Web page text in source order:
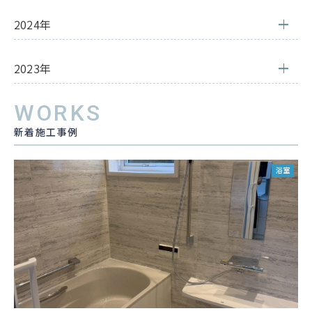
2024年
2023年
WORKS
新着施工事例
浴室